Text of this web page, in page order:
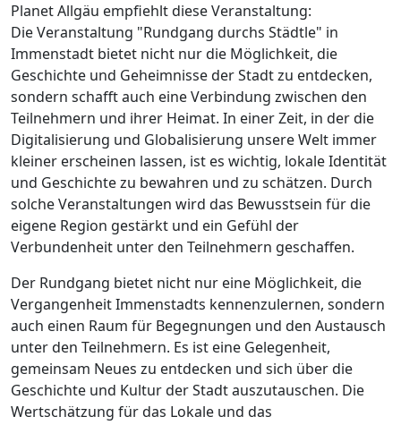
Planet Allgäu empfiehlt diese Veranstaltung:
Die Veranstaltung "Rundgang durchs Städtle" in
Immenstadt bietet nicht nur die Möglichkeit, die
Geschichte und Geheimnisse der Stadt zu entdecken,
sondern schafft auch eine Verbindung zwischen den
Teilnehmern und ihrer Heimat. In einer Zeit, in der die
Digitalisierung und Globalisierung unsere Welt immer
kleiner erscheinen lassen, ist es wichtig, lokale Identität
und Geschichte zu bewahren und zu schätzen. Durch
solche Veranstaltungen wird das Bewusstsein für die
eigene Region gestärkt und ein Gefühl der
Verbundenheit unter den Teilnehmern geschaffen.
Der Rundgang bietet nicht nur eine Möglichkeit, die
Vergangenheit Immenstadts kennenzulernen, sondern
auch einen Raum für Begegnungen und den Austausch
unter den Teilnehmern. Es ist eine Gelegenheit,
gemeinsam Neues zu entdecken und sich über die
Geschichte und Kultur der Stadt auszutauschen. Die
Wertschätzung für das Lokale und das